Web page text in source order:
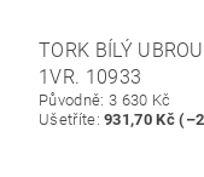
TORK BÍLÝ
1VR. 10933
Původně: 3 630 Kč
Ušetříte:931,70 Kč